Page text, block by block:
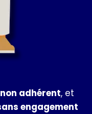
non adhérent, et
engagement